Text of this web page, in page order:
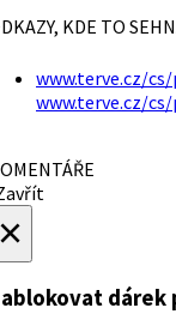
KDE TO
www.terve.cz/
www.terve.cz/
dárek